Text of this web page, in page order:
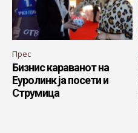
Прес
Бизнис караванот на
Еуролинк ја посети и
Струмица